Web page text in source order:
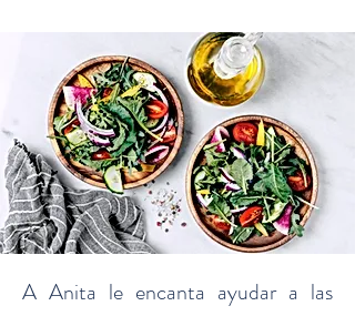
A Anita le encanta ayudar a las